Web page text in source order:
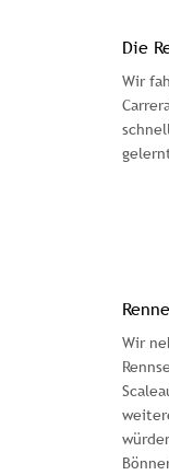
Die
Wir
Wir